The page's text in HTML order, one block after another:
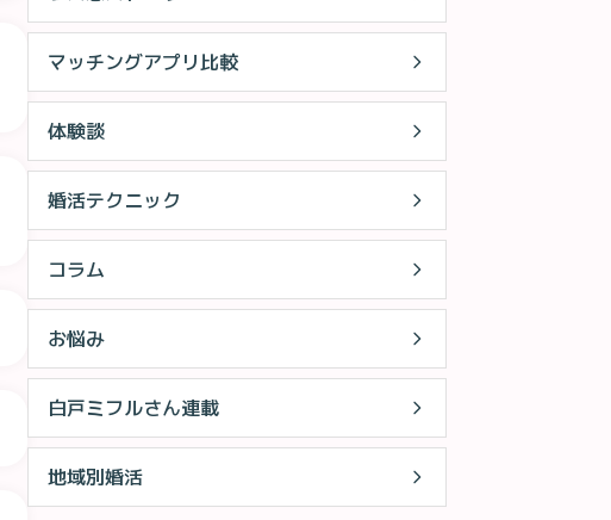
マッチングアプリ比較
体験談
婚活テクニック
コラム
お悩み
白戸ミフルさん連載
地域別婚活